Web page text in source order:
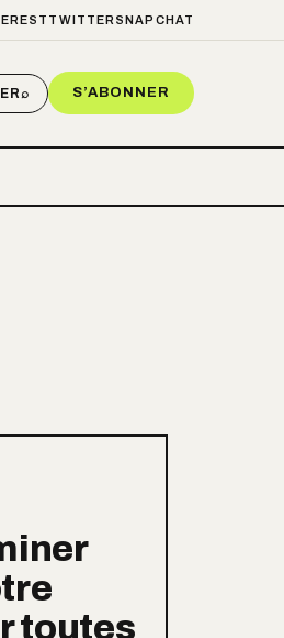
TWITTER SNAPCHAT
⌕ S’ABONNER
toutes